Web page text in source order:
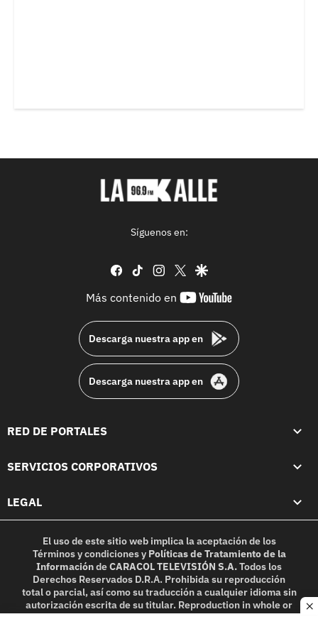
Síguenos en:
facebook
tiktok instagram
twittergoogle
Más contenido en
youtube-
Descarga nuestra app en
Descarga nuestra app en
RED DE PORTALES
SERVICIOS CORPORATIVOS
LEGAL
El uso de este sitio web implica la aceptación de los
Términos y condicionesy Políticas de Tratamiento de la
InformacióndeCARACOL TELEVISIÓN S.A.Todos los
Derechos Reservados D.R.A. Prohibida su reproducción
total o parcial, así como su traducción a cualquier idioma sin
autorización escrita de su titular. Reproduction in whole or
in part, or translation without written permission is